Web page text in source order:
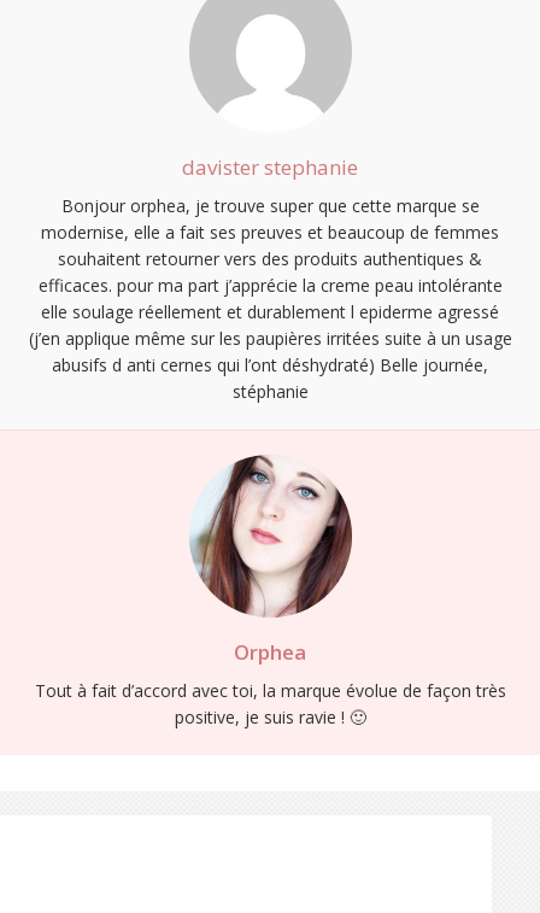
davister stephanie
Bonjour orphea, je trouve super que cette marque se
modernise, elle a fait ses preuves et beaucoup de femmes
souhaitent retourner vers des produits authentiques &
efficaces. pour ma part j’apprécie la creme peau intolérante
elle soulage réellement et durablement l epiderme agressé
(j’en applique même sur les paupières irritées suite à un usage
abusifs d anti cernes qui l’ont déshydraté) Belle journée,
stéphanie
Orphea
Tout à fait d’accord avec toi, la marque évolue de façon très
positive, je suis ravie ! 🙂